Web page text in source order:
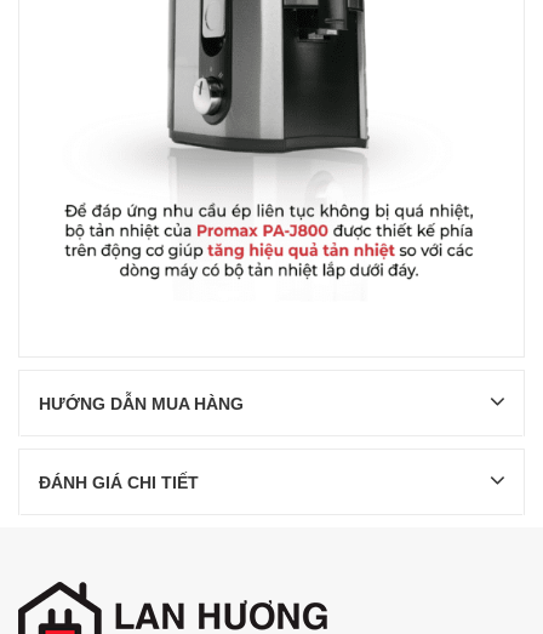
HƯỚNG DẪN MUA HÀNG
ĐÁNH GIÁ CHI TIẾT